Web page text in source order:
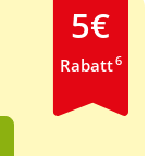
5€
Rabatt6